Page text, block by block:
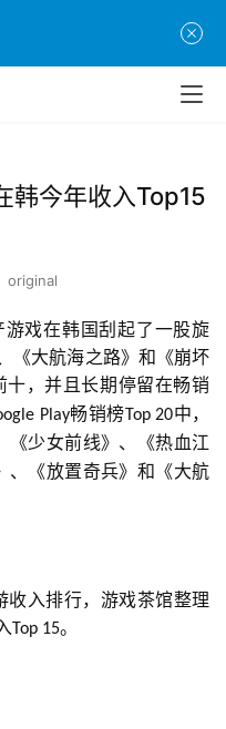
韩今年收入Top15
original
戏在韩国刮起了一股旋
《大航海之路》和《崩坏
十，并且长期停留在畅销
Play畅销榜Top 20中，
《少女前线》、《热血江
、《放置奇兵》和《大航
收入排行，游戏茶馆整理
Top 15。